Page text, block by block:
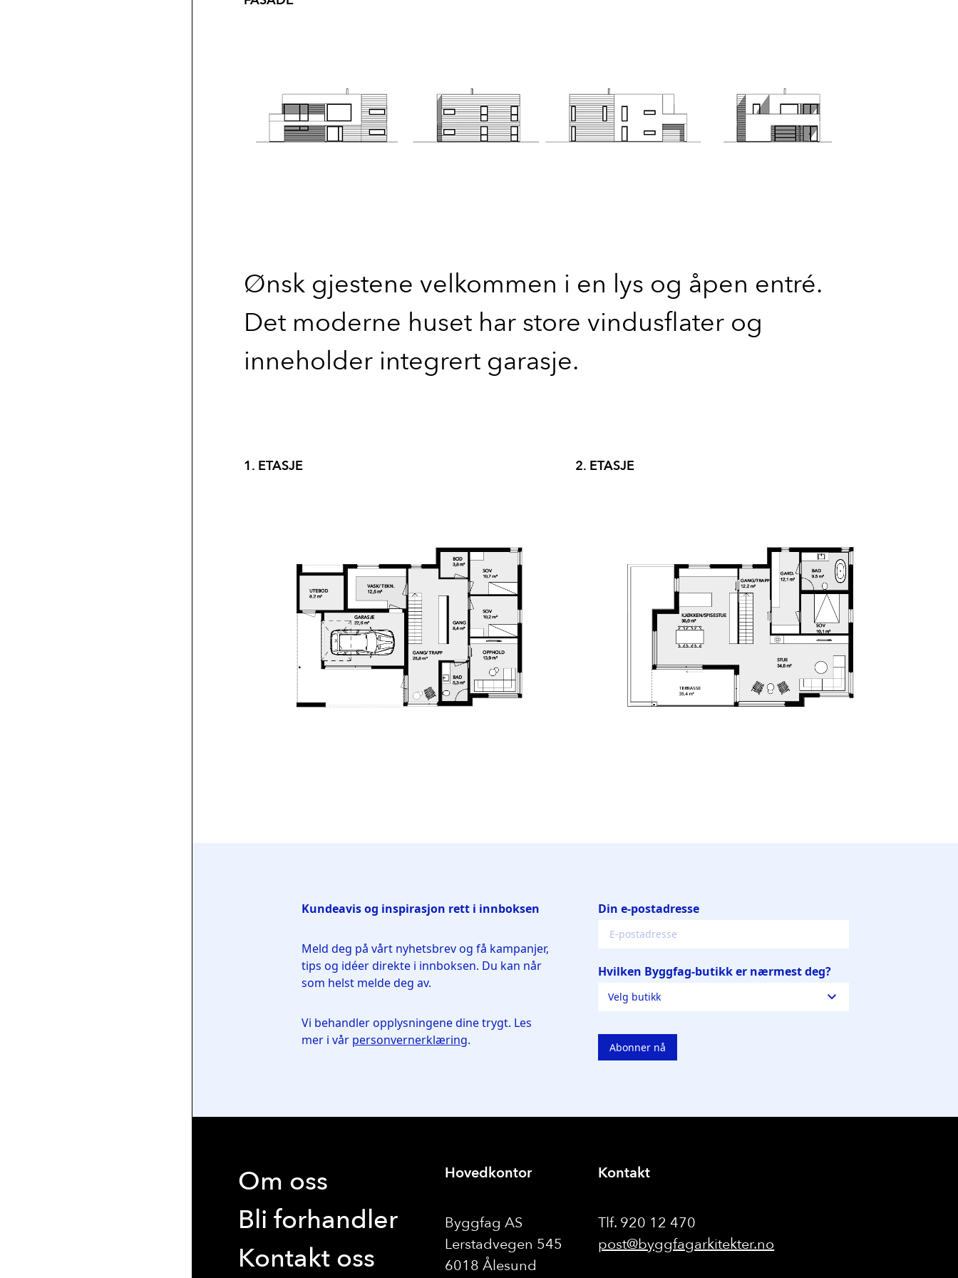
Ønsk gjestene velkommen i en lys og åpen entré.
Det moderne huset har store vindusflater og
inneholder integrert garasje.
1. ETASJE 2. ETASJE
Om oss
Bli forhandler
Kontakt oss
Hovedkontor
Byggfag AS
Lerstadvegen 545
6018 Ålesund
Kontakt
Tlf. 920 12 470
post@byggfagarkitekter.no